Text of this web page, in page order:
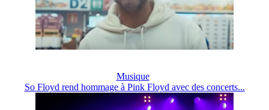
Musique
So Floyd rend hommage à Pink Floyd avec des concerts...